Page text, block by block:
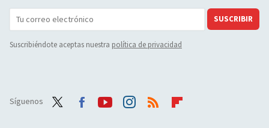
SUSCRIBIR
Suscribiéndote aceptas nuestra política de privacidad
Síguenos